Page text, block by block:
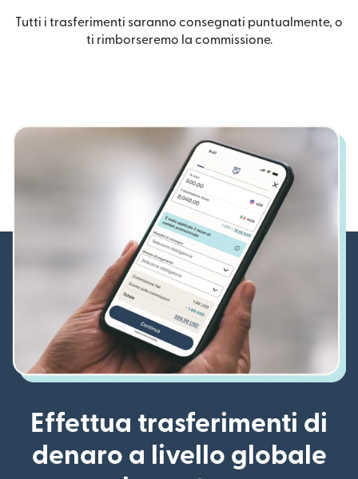
Tutti i trasferimenti saranno consegnati puntualmente, o
ti rimborseremo la commissione.
Effettua trasferimenti di
denaro a livello globale